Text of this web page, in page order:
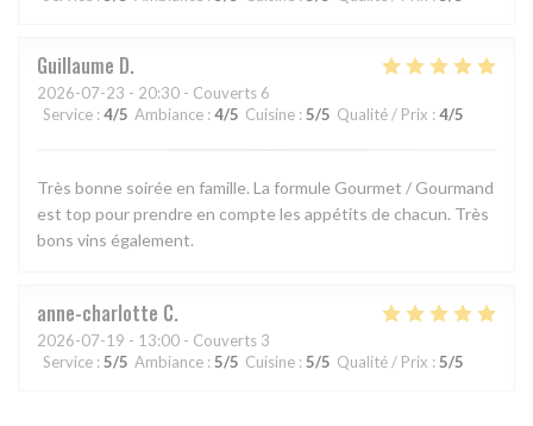
Guillaume D
2026-07-23 - 20:30 - Couverts 6
Service : 4/5 Ambiance : 4/5 Cuisine : 5/5 Qualité / Prix : 4/5
Très bonne soirée en famille. La formule Gourmet / Gourmand
est top pour prendre en compte les appétits de chacun. Très
bons vins également.
anne-charlotte C
2026-07-19 - 13:00 - Couverts 3
Service : 5/5 Ambiance : 5/5 Cuisine : 5/5 Qualité / Prix : 5/5